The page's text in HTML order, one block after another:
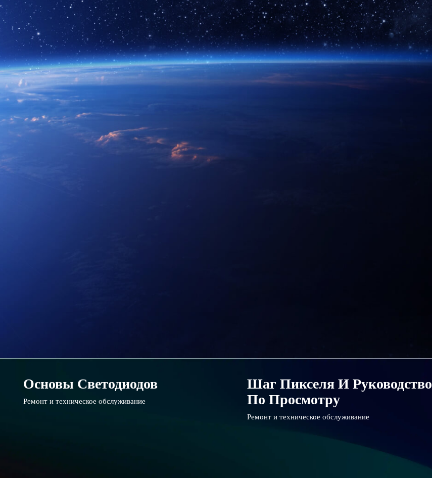
Основы Светодиодов
Ремонт и техническое обслуживание
Шаг Пикселя И Руководство
По Просмотру
Ремонт и техническое обслуживание